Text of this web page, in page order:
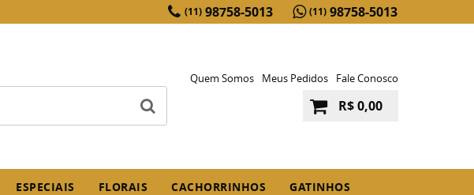
(11) 98758-5013 (11) 98758-5013
Quem Somos Meus Pedidos Fale Conosco
R$ 0,00
ESPECIAIS FLORAIS CACHORRINHOS GATINHOS